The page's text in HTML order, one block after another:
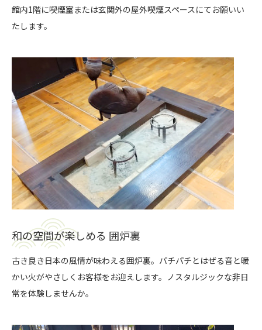
館内1階に喫煙室または玄関外の屋外喫煙スペースにてお願いい
たします。
和の空間が楽しめる 囲炉裏
古き良き日本の風情が味わえる囲炉裏。パチパチとはぜる音と暖
かい火がやさしくお客様をお迎えします。ノスタルジックな非日
常を体験しませんか。